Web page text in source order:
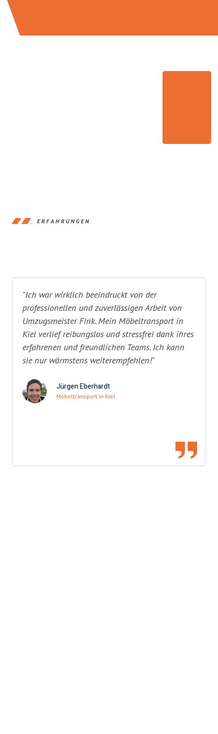
ERFAHRUNGEN
"Ich war wirklich beeindruckt von der
professionellen und zuverlässigen Arbeit von
Umzugsmeister Fink. Mein Möbeltransport in
Kiel verlief reibungslos und stressfrei dank ihres
erfahrenen und freundlichen Teams. Ich kann
sie nur wärmstens weiterempfehlen!"
Jürgen Eberhardt
Möbeltransport in Kiel